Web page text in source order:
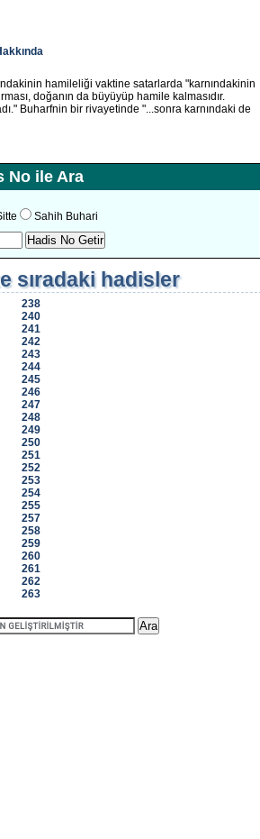
hamileliği vaktine satarlarda "karnındakinin
doğanın da büyüyüp hamile kalmasıdır.
Buharfnin bir rivayetinde "...sonra karnındaki de
No ile Ara
Sahih Buhari
sıradaki hadisler
238
240
241
242
243
244
245
246
247
248
249
250
251
252
253
254
255
257
258
259
260
261
262
263